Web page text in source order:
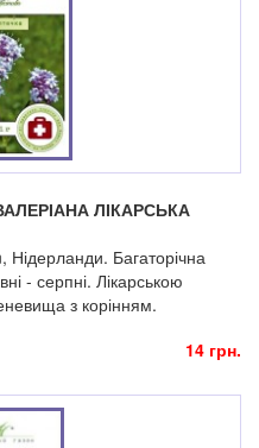
ЛІКАРСЬКА
Багаторічна
- серпні. Лікарською
з корінням.
14 грн.